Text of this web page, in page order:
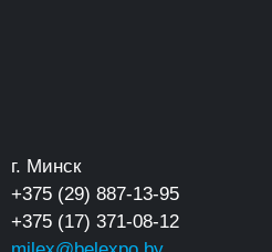
г. Минск
+375 (29) 887-13-95
+375 (17) 371-08-12